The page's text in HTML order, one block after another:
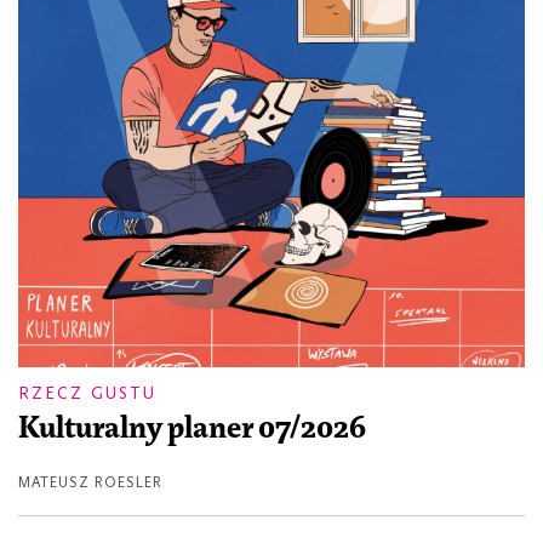
RZECZ GUSTU
Kulturalny planer 07/2026
MATEUSZ ROESLER